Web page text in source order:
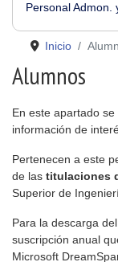
Personal Admon.
Inicio
Alumnos
En este apartado
información de
Pertenecen a este
de las titulaciones
Superior de
Para la descarga
suscripción anual
Microsoft